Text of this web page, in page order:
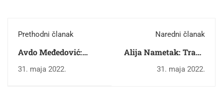
Prethodni članak
Avdo Međedović:
Ženidba Smailagić
31. maja 2022.
Naredni članak
Alija Nametak: Trava
zaboravka
31. maja 2022.